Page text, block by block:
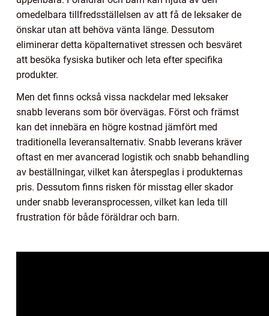
omedelbara tillfredsställelsen av att få de leksaker de
önskar utan att behöva vänta länge. Dessutom
eliminerar detta köpalternativet stressen och besväret
att besöka fysiska butiker och leta efter specifika
produkter.
Men det finns också vissa nackdelar med leksaker
snabb leverans som bör övervägas. Först och främst
kan det innebära en högre kostnad jämfört med
traditionella leveransalternativ. Snabb leverans kräver
oftast en mer avancerad logistik och snabb behandling
av beställningar, vilket kan återspeglas i produkternas
pris. Dessutom finns risken för misstag eller skador
under snabb leveransprocessen, vilket kan leda till
frustration för både föräldrar och barn.